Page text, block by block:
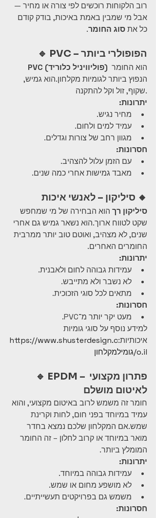
רוב הלקוחות רוכשים לפי צורה או מחיר —
אבל מי שמבין באמת באיכות, בודק קודם
כל את סוג החומר.
🔹 PVC – הפופולרי ביותר
PVC (פוליוויניל כלוריד)
הנפוץ ביותר לגומיות מקלחון.הוא גמיש,
שקוף, זול וקל להתקנה.
יתרונות:
מחיר נגיש.
עמיד למים ולחום.
מגוון רחב של צורות וגדלים.
חסרונות:
עם הזמן עלול להצהיב.
מאבד גמישות אחרי כמה שנים.
🔸 סיליקון – לאנשי איכות
סיליקון רך הוא הבחירה של מי שמחפש
שקט לטווח ארוך.הוא נשאר גמיש גם אחרי
שנים, לא מצהיב, ואוטם טוב יותר ממרבית
החומרים האחרים.
יתרונות:
עמידות גבוהה לחום ולאבנית.
לא נשבר ולא מתייבש.
מתאים לכל סוגי הזכוכית.
חסרונות:
מעט יקר יותר מ־PVC.
למידע נוסף על סוגי גומיות
איכותיות:https://www.shusterdesign.c
o.il/גומילמקלחון
🔹 EPDM – פתרון מקצועי
לאיטום מושלם
חומר זה משמש לרוב באיטום מקצועי, והוא
עמיד במיוחד בפני חום, לחות וקרינת
שמש.אם המקלחון שלכם נמצא בחדר
מואר במיוחד או קרוב לחלון – זה החומר
המומלץ ביותר.
יתרונות:
עמידות גבוהה במיוחד.
לא מושפע מחום או שמש.
משמש גם בפרויקטים תעשייתיים.
חסרונות: